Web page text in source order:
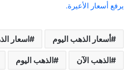
يرفع أسعار الأعيرة.
أسعار الذهب اليوم اسعار
الذهب الآن الذهب اليوم